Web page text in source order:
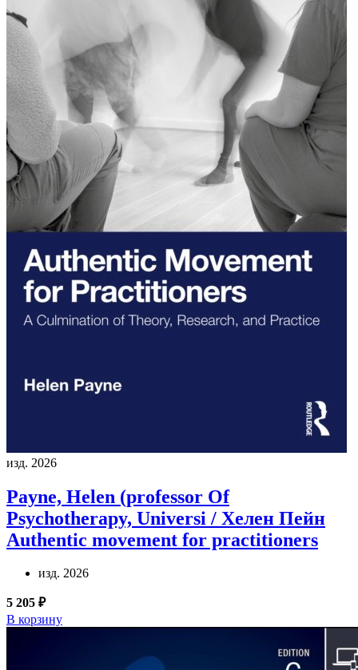
изд. 2026
Payne, Helen (professor Of
Psychotherapy, Universi / Хелен Пейн
Authentic movement for practitioners
изд. 2026
5 205 ₽
В корзину